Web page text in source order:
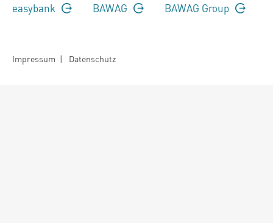
easybank BAWAG BAWAG Group
Impressum | Datenschutz